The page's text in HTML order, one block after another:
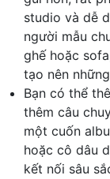
studio và dễ
người mẫu
ghế hoặc
tạo nên
Bạn có thể
thêm câu
một cuốn
hoặc cô dâu
kết nối sâu